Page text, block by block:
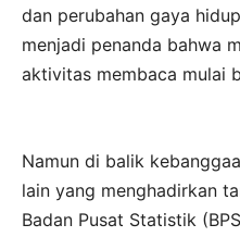
dan perubahan gaya
menjadi penanda bahwa
aktivitas membaca mulai
Namun di balik
lain yang menghadirkan
Badan Pusat Statistik